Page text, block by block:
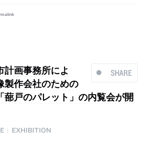
SHARE
計画事務所によ
製作会社のための
蔀戸のパレット」の内覧会が開
EXHIBITION